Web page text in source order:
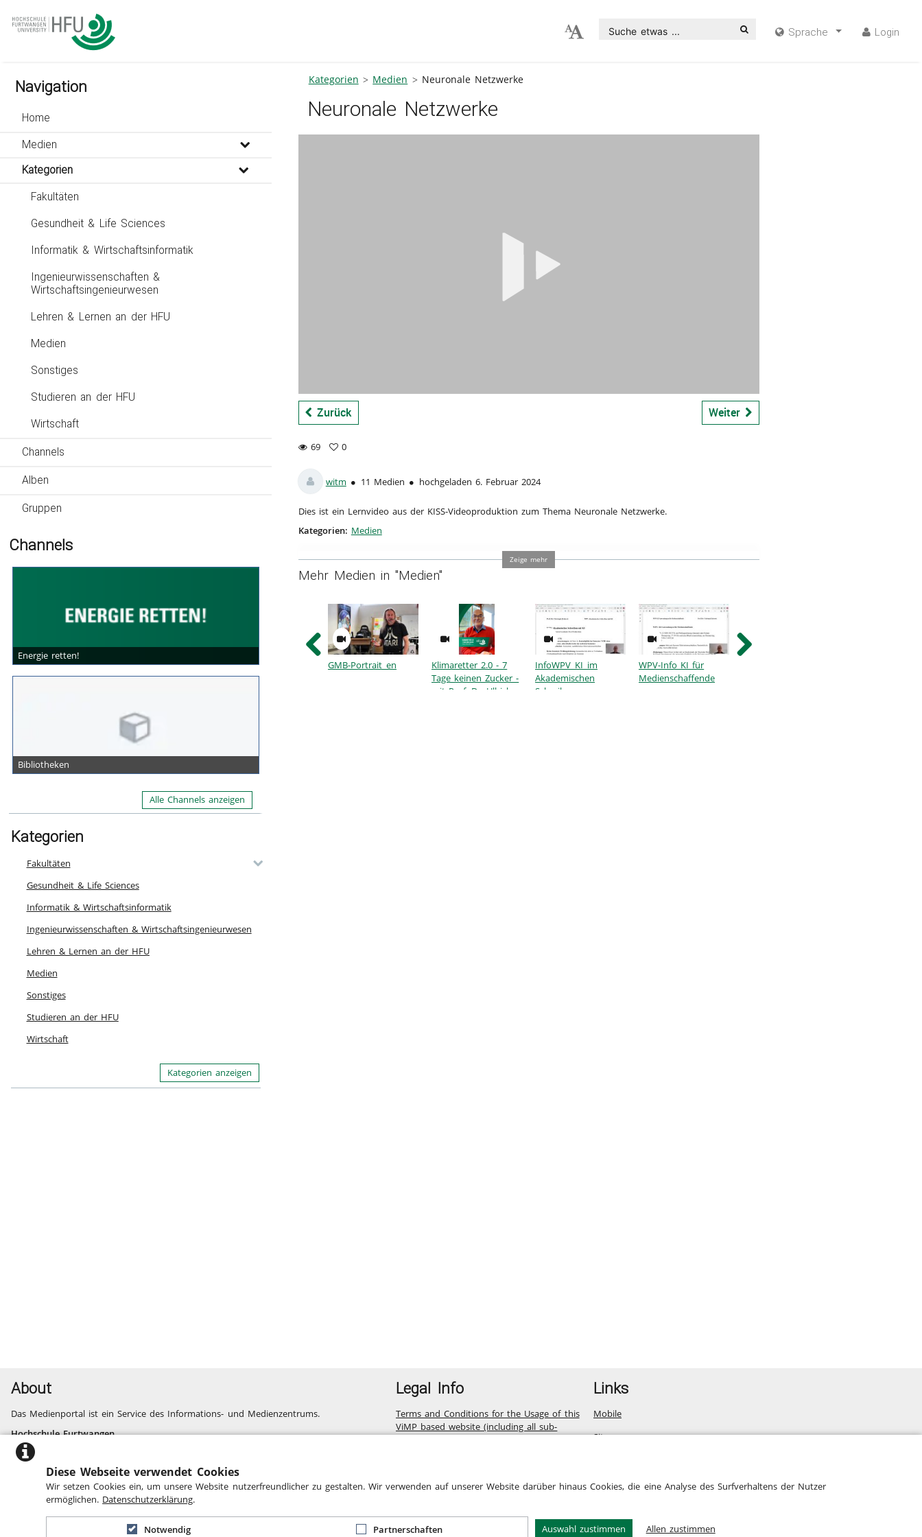
Diese Webseite verwendet Cookies
Wir setzen Cookies ein, um unsere Website nutzerfreundlicher zu gestalten. Wir verwenden auf unserer Website darüber hinaus Cookies, die eine Analyse des Surfverhaltens der Nutzer
ermöglichen. Datenschutzerklärung.
Notwendig Partnerschaften Auswahl zustimmen Allen zustimmen
Suche etwas ... Sprache Login
Navigation
Home
Medien
Kategorien
Fakultäten
Gesundheit & Life Sciences
Informatik & Wirtschaftsinformatik
Ingenieurwissenschaften &
Wirtschaftsingenieurwesen
Lehren & Lernen an der HFU
Medien
Sonstiges
Studieren an der HFU
Wirtschaft
Channels
Alben
Gruppen
Channels
Energie retten!
Bibliotheken
Alle Channels anzeigen
Kategorien
Fakultäten
Gesundheit & Life Sciences
Informatik & Wirtschaftsinformatik
Ingenieurwissenschaften & Wirtschaftsingenieurwesen
Lehren & Lernen an der HFU
Medien
Sonstiges
Studieren an der HFU
Wirtschaft
Kategorien anzeigen
Kategorien Medien Neuronale Netzwerke
Neuronale Netzwerke
Video
Zurück Weiter
69
views
0
favorites
witm 11 Medien hochgeladen 6. Februar 2024
Dies ist ein Lernvideo aus der KISS-Videoproduktion zum Thema Neuronale Netzwerke.
Kategorien: Medien
Zeige mehr
Mehr Medien in "Medien"
GMB-Portrait_en
Klimaretter 2.0 - 7
Tage keinen Zucker -
mit Prof. Dr. Ullrich
InfoWPV_KI_im
Akademischen
Schreiben
WPV-Info KI für
Medienschaffende
About
Das Medienportal ist ein Service des Informations- und Medienzentrums.
Hochschule Furtwangen
Informatik, Technik, Wirtschaft, Medien, Gesundheit
Fragen und Probleme
Website des Informations- und Medienzentrums
Barrierefreiheit
Legal Info
Terms and Conditions for the Usage of this
ViMP based website (including all sub-
Links
Mobile
Sitemap